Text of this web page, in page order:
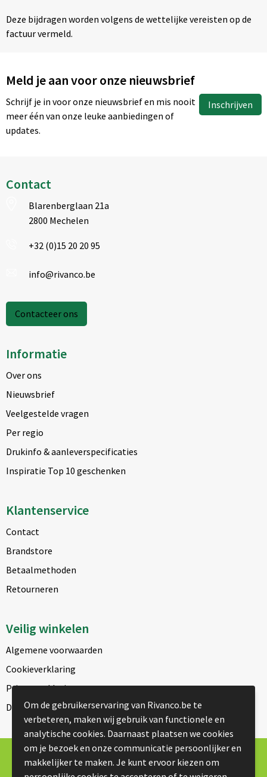
Deze bijdragen worden volgens de wettelijke vereisten op de
factuur vermeld.
Meld je aan voor onze nieuwsbrief
Schrijf je in voor onze nieuwsbrief en mis nooit
meer één van onze leuke aanbiedingen of
updates.
Inschrijven
Contact
Blarenberglaan 21a
2800 Mechelen
+32 (0)15 20 20 95
info@rivanco.be
Contacteer ons
Informatie
Over ons
Nieuwsbrief
Veelgestelde vragen
Per regio
Drukinfo & aanleverspecificaties
Inspiratie Top 10 geschenken
Klantenservice
Contact
Brandstore
Betaalmethoden
Retourneren
Veilig winkelen
Algemene voorwaarden
Cookieverklaring
Privacyverklaring
Disclaimer
© Copyright Rivanco 2026
Om de gebruikerservaring van Rivanco.be te
verbeteren, maken wij gebruik van functionele en
analytische cookies. Daarnaast plaatsen we cookies
om je bezoek en onze communicatie persoonlijker en
makkelijker te maken. Je kunt ervoor kiezen om